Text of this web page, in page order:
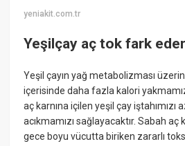
yeniakit.com.tr
Yeşilçay aç tok fark
Yeşil çayın yağ metabolizması
içerisinde daha fazla kalori
aç karnına içilen yeşil çay iştahımızı
acıkmamızı sağlayacaktır. Sabah aç
gece boyu vücutta biriken zararlı